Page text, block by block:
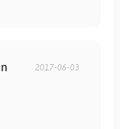
2017-06-03